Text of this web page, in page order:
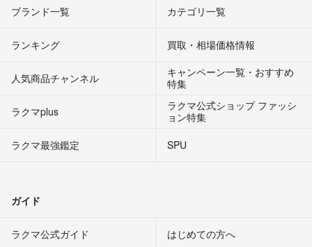
ブランド一覧 カテゴリ一覧
ランキング 買取・相場価格情報
人気商品チャンネル
キャンペーン一覧・おすすめ
特集
ラクマplus
ラクマ公式ショップ ファッシ
ョン特集
ラクマ最強鑑定
SPU
ガイド
ラクマ公式ガイド はじめての方へ